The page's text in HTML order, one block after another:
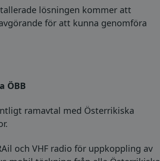
lösningen kommer att
för att kunna genomföra
ÖBB
ramavtal med Österrikiska
och VHF radio för uppkoppling av